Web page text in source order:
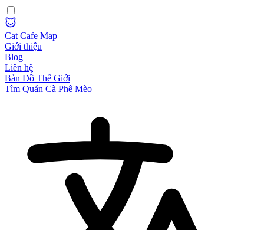
Cat Cafe Map
Giới thiệu
Blog
Liên hệ
Bản Đồ Thế Giới
Tìm Quán Cà Phê Mèo